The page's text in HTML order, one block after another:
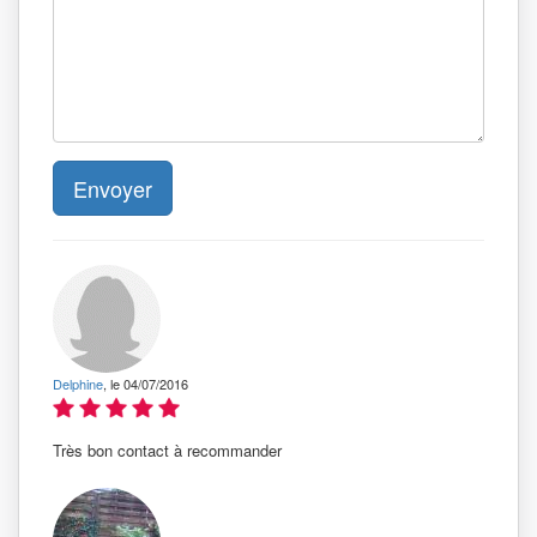
Envoyer
Delphine, le 04/07/2016
Très bon contact à recommander